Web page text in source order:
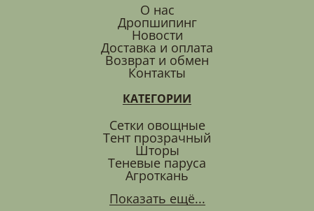
О нас
Дропшипинг
Новости
Доставка и оплата
Возврат и обмен
Контакты
КАТЕГОРИИ
Сетки овощные
Тент прозрачный
Шторы
Теневые паруса
Агроткань
Показать ещё...